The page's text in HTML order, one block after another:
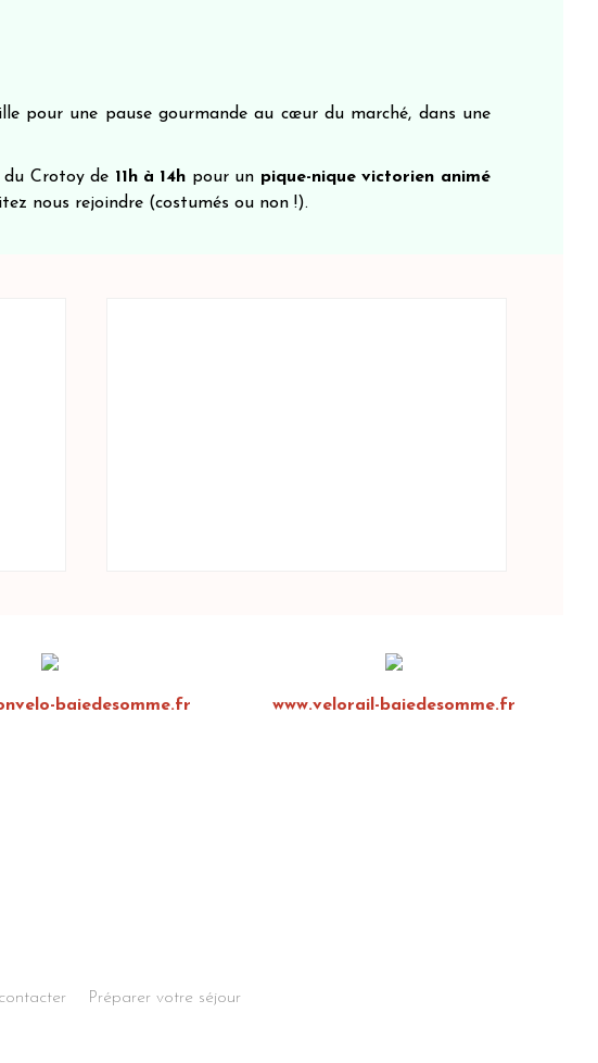
pour une pause gourmande au cœur du marché, dans une
du Crotoy de 11h à 14h pour un pique-nique victorien animé
nous rejoindre (costumés ou non !).
baiedesomme.fr www.velorail-baiedesomme.fr
Préparer votre séjour